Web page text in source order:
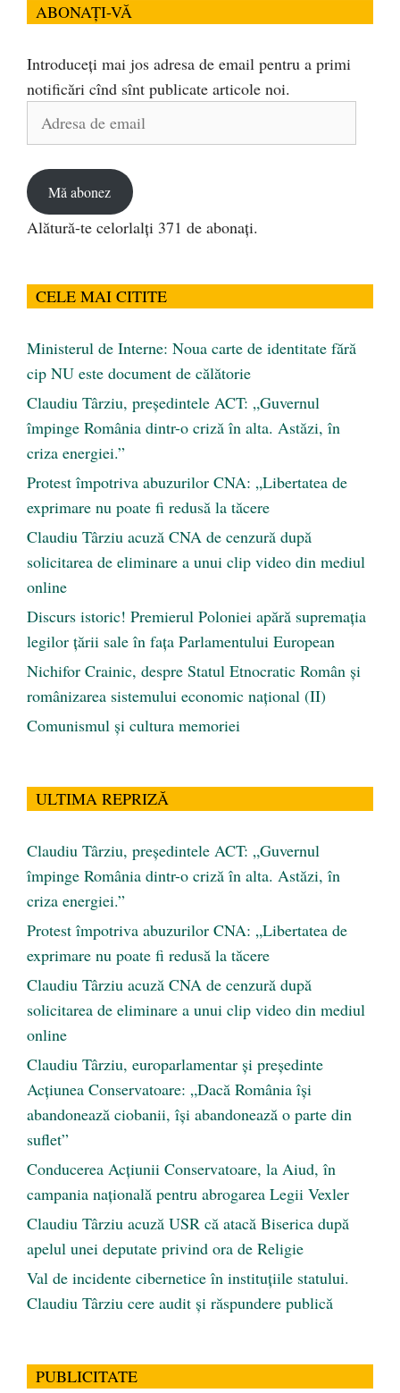
ABONAȚI-VĂ
Introduceți mai jos adresa de email pentru a primi
notificări cînd sînt publicate articole noi.
Adresa
Mă abonez
Alătură-te celorlalți 371 de abonați.
CELE MAI CITITE
Ministerul de Interne: Noua carte de identitate fără
cip NU este document de călătorie
Claudiu Târziu, președintele ACT: „Guvernul
împinge România dintr-o criză în alta. Astăzi, în
criza energiei.”
Protest împotriva abuzurilor CNA: „Libertatea de
exprimare nu poate fi redusă la tăcere
Claudiu Târziu acuză CNA de cenzură după
solicitarea de eliminare a unui clip video din mediul
online
Discurs istoric! Premierul Poloniei apără supremația
legilor țării sale în fața Parlamentului European
Nichifor Crainic, despre Statul Etnocratic Român şi
românizarea sistemului economic naţional (II)
Comunismul şi cultura memoriei
ULTIMA REPRIZĂ
Claudiu Târziu, președintele ACT: „Guvernul
împinge România dintr-o criză în alta. Astăzi, în
criza energiei.”
Protest împotriva abuzurilor CNA: „Libertatea de
exprimare nu poate fi redusă la tăcere
Claudiu Târziu acuză CNA de cenzură după
solicitarea de eliminare a unui clip video din mediul
online
Claudiu Târziu, europarlamentar și președinte
Acțiunea Conservatoare: „Dacă România își
abandonează ciobanii, își abandonează o parte din
suflet”
Conducerea Acțiunii Conservatoare, la Aiud, în
campania națională pentru abrogarea Legii Vexler
Claudiu Târziu acuză USR că atacă Biserica după
apelul unei deputate privind ora de Religie
Val de incidente cibernetice în instituțiile statului.
Claudiu Târziu cere audit și răspundere publică
PUBLICITATE